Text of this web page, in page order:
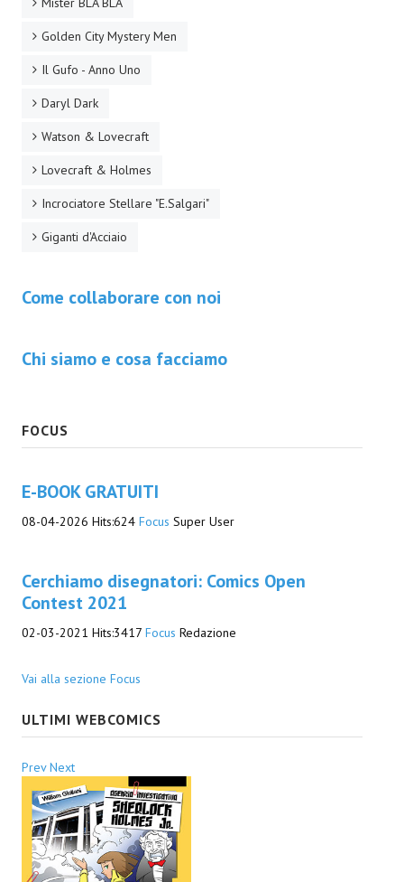
Golden City Mystery Men
Il Gufo - Anno Uno
Daryl Dark
Watson & Lovecraft
Lovecraft & Holmes
Incrociatore Stellare "E.Salgari"
Giganti d'Acciaio
Come collaborare con noi
Chi siamo e cosa facciamo
FOCUS
E-BOOK GRATUITI
08-04-2026 Hits:624 Focus Super User
Cerchiamo disegnatori: Comics Open
Contest 2021
02-03-2021 Hits:3417 Focus Redazione
Vai alla sezione Focus
ULTIMI WEBCOMICS
Prev Next